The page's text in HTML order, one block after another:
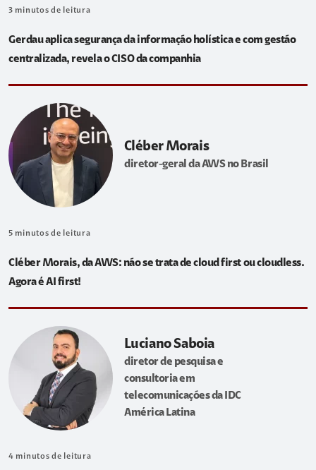
3 minutos de leitura
Gerdau aplica segurança da informação holística e com gestão
centralizada, revela o CISO da companhia
Cléber Morais
diretor-geral da AWS no Brasil
5 minutos de leitura
Cléber Morais, da AWS: não se trata de cloud first ou cloudless.
Agora é AI first!
Luciano Saboia
diretor de pesquisa e
consultoria em
telecomunicações da IDC
América Latina
4 minutos de leitura